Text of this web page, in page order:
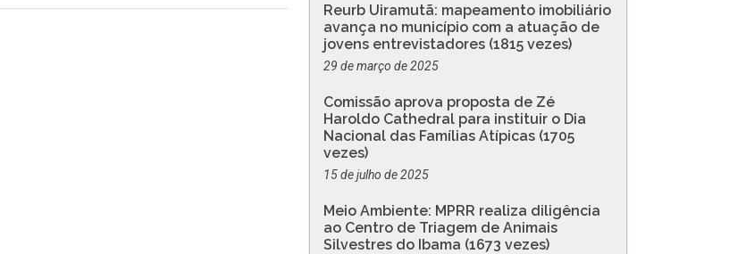
Reurb Uiramutã: mapeamento imobiliário
avança no município com a atuação de
jovens entrevistadores (1815 vezes)
29 de março de 2025
Comissão aprova proposta de Zé
Haroldo Cathedral para instituir o Dia
Nacional das Famílias Atípicas (1705
vezes)
15 de julho de 2025
Meio Ambiente: MPRR realiza diligência
ao Centro de Triagem de Animais
Silvestres do Ibama (1673 vezes)